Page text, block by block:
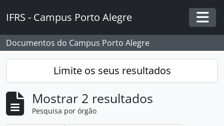
IFRS - Campus Porto Alegre
Documentos do Campus Porto Alegre
Limite os seus resultados
Mostrar 2 resultados
Pesquisa por órgão